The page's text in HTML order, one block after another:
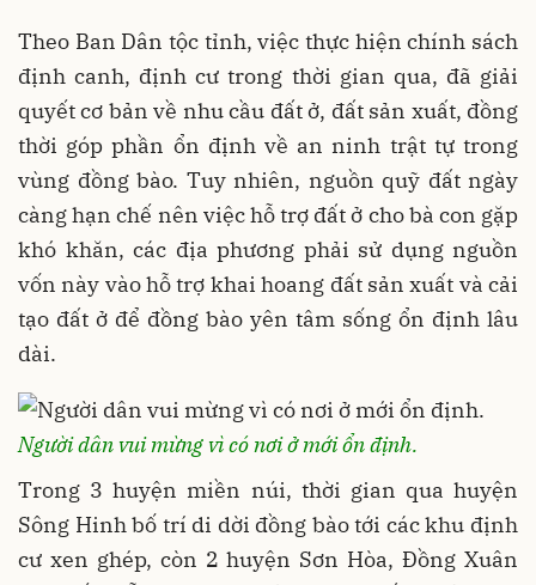
Theo Ban Dân tộc tỉnh, việc thực hiện chính sách
định canh, định cư trong thời gian qua, đã giải
quyết cơ bản về nhu cầu đất ở, đất sản xuất, đồng
thời góp phần ổn định về an ninh trật tự trong
vùng đồng bào. Tuy nhiên, nguồn quỹ đất ngày
càng hạn chế nên việc hỗ trợ đất ở cho bà con gặp
khó khăn, các địa phương phải sử dụng nguồn
vốn này vào hỗ trợ khai hoang đất sản xuất và cải
tạo đất ở để đồng bào yên tâm sống ổn định lâu
dài.
Người dân vui mừng vì có nơi ở mới ổn định.
Trong 3 huyện miền núi, thời gian qua huyện
Sông Hinh bố trí di dời đồng bào tới các khu định
cư xen ghép, còn 2 huyện Sơn Hòa, Đồng Xuân